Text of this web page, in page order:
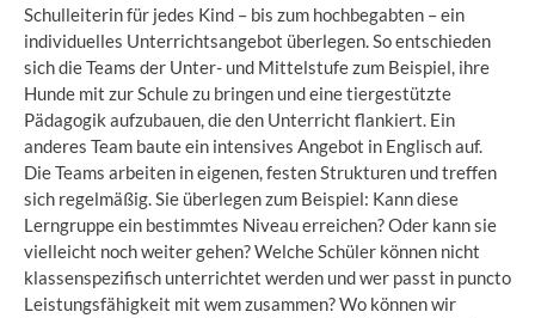
Schulleiterin für jedes Kind – bis zum hochbegabten – ein
individuelles Unterrichtsangebot überlegen. So entschieden
sich die Teams der Unter- und Mittelstufe zum Beispiel, ihre
Hunde mit zur Schule zu bringen und eine tiergestützte
Pädagogik aufzubauen, die den Unterricht flankiert. Ein
anderes Team baute ein intensives Angebot in Englisch auf.
Die Teams arbeiten in eigenen, festen Strukturen und treffen
sich regelmäßig. Sie überlegen zum Beispiel: Kann diese
Lerngruppe ein bestimmtes Niveau erreichen? Oder kann sie
vielleicht noch weiter gehen? Welche Schüler können nicht
klassenspezifisch unterrichtet werden und wer passt in puncto
Leistungsfähigkeit mit wem zusammen? Wo können wir